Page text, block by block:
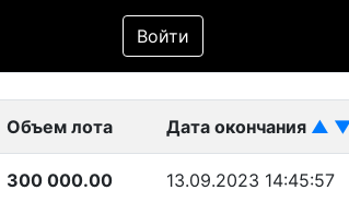
Войти
Фильтр
Объем лота Дата окончания ▲
300 000.00 13.09.2023 14:45:57